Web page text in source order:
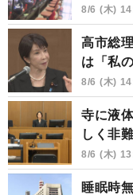
8/6 (木)
高市総
は「私
8/6 (木)
寺に液
しく非
8/6 (木)
睡眠時